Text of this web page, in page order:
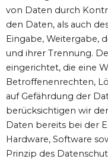
von Daten durch
den Daten, als auch
Eingabe, Weitergabe,
und ihrer Trennung.
eingerichtet, die eine
Betroffenenrechten,
auf Gefährdung der
berücksichtigen wir
Daten bereits bei der
Hardware, Software
Prinzip des